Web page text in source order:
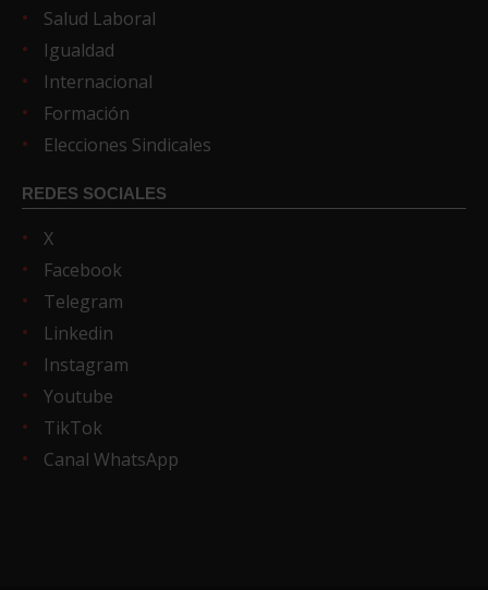
Salud Laboral
Igualdad
Internacional
Formación
Elecciones Sindicales
REDES SOCIALES
X
Facebook
Telegram
Linkedin
Instagram
Youtube
TikTok
Canal WhatsApp